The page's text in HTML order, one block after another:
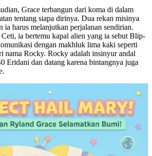
Grace terbangun dari koma di dalam
tentang siapa dirinya. Dua rekan misinya
ia harus melanjutkan perjalanan sendirian.
Ceti, ia bertemu kapal alien yang ia sebut Blip-
dengan makhluk lima kaki seperti
nama Rocky. Rocky adalah insinyur andal
Eridani dan datang karena bintangnya juga